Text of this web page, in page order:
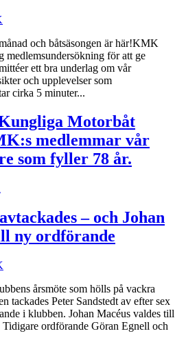
och båtsäsongen är här!KMK
medlemsundersökning för att ge
ett bra underlag om vår
och upplevelser som
cirka 5 minuter...
Motorbåt
medlemmar vår
som fyller 78 år.
– och Johan
ny ordförande
årsmöte som hölls på vackra
tackades Peter Sandstedt av efter sex
i klubben. Johan Macéus valdes till
ordförande Göran Egnell och